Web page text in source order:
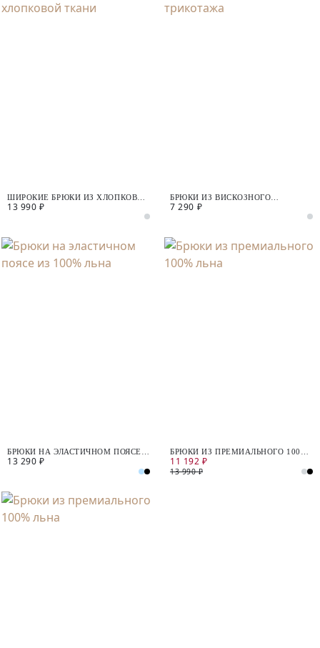
ШИРОКИЕ БРЮКИ ИЗ ХЛОПКОВОЙ
ТКАНИ
13 990 ₽
БРЮКИ ИЗ ВИСКОЗНОГО
ТРИКОТАЖА
7 290 ₽
БРЮКИ НА ЭЛАСТИЧНОМ ПОЯСЕ
ИЗ 100% ЛЬНА
13 290 ₽
БРЮКИ ИЗ ПРЕМИАЛЬНОГО 100%
ЛЬНА
11 192 ₽
13 990 ₽